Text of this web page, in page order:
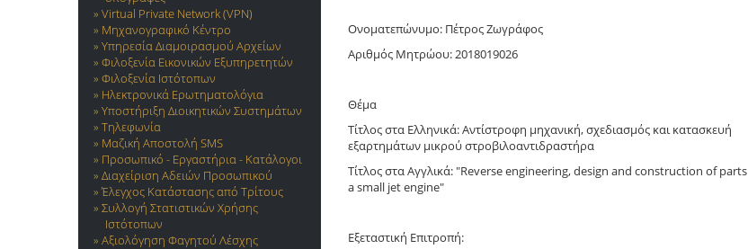
Virtual Private Network (VPN)
Μηχανογραφικό Κέντρο
Υπηρεσία Διαμοιρασμού Αρχείων
Φιλοξενία Εικονικών Εξυπηρετητών
Φιλοξενία Ιστότοπων
Ηλεκτρονικά Ερωτηματολόγια
Υποστήριξη Διοικητικών Συστημάτων
Τηλεφωνία
Μαζική Αποστολή SMS
Προσωπικό - Εργαστήρια - Κατάλογοι
Διαχείριση Αδειών Προσωπικού
Έλεγχος Κατάστασης από Τρίτους
Συλλογή Στατιστικών Χρήσης
Ιστότοπων
Αξιολόγηση Φαγητού Λέσχης
Ονοματεπώνυμο: Πέτρος Ζωγράφος
Αριθμός Μητρώου: 2018019026
Θέμα
Τίτλος στα Ελληνικά: Αντίστροφη μηχανική, σχεδιασμός και κατασκευή
εξαρτημάτων μικρού στροβιλοαντιδραστήρα
Τίτλος στα Αγγλικά: "Reverse engineering, design and construction of
a small jet engine"
Εξεταστική Επιτροπή: